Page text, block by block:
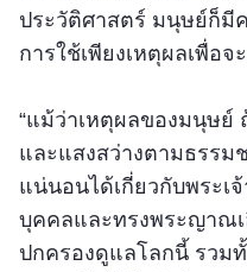
ประวัติศาสตร์ มนุษย์ก็มี
การใช้เพียงเหตุผลเพื่อจ
“แม้ว่าเหตุผลของมนุษย์
และแสงสว่างตามธรรม
แน่นอนได้เกี่ยวกับพระเ
บุคคลและทรงพระญาณเ
ปกครองดูแลโลกนี้ รวม